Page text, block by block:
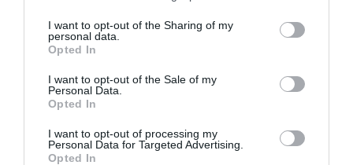
I want to opt-out of the Sharing of my
personal data.
Opted In
I want to opt-out of the Sale of my
Personal Data.
Opted In
I want to opt-out of processing my
Personal Data for Targeted Advertising.
Opted In